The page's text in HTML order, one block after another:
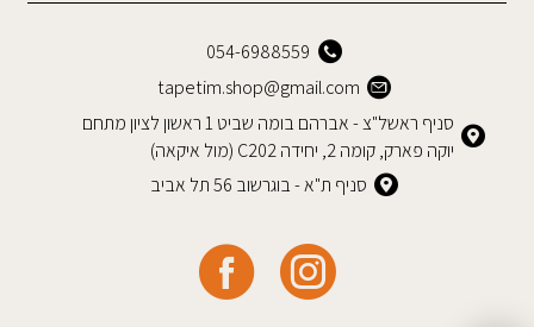
054-6988559
tapetim.shop@gmail.com
סניף ראשל"צ - אברהם בומה שביט 1 ראשון לציון מתחם
יוקה פארק, קומה 2, יחידה C202 (מול איקאה)
סניף ת"א - בוגרשוב 56 תל אביב